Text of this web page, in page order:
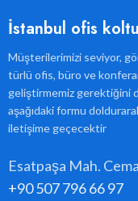
İstanbul ofis
Müşterilerimizi seviyor,
türlü ofis, büro ve
geliştirmemiz gerektiğini
aşağıdaki formu
iletişime geçecektir
Esatpaşa Mah.
+90 507 796 66 97